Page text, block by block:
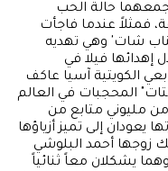
حالة الحب
فمثلاً عندما فاجأت
شات' وهي تهديه
إهدائها فيلا في
الكويتية آسيا عاكف
المحجبات في العالم
من مليوني متابع من
يعودان إلى تميز أزياؤها
زوجها أحمد البلوشي
يشكلان معاً ثنائياً